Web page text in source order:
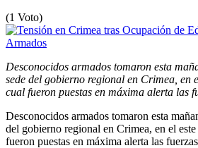
(1 Voto)
Desconocidos armados tomaron esta
sede del gobierno regional en Crimea, en
cual fueron puestas en máxima alerta las
Desconocidos armados tomaron esta
del gobierno regional en Crimea, en el
fueron puestas en máxima alerta las